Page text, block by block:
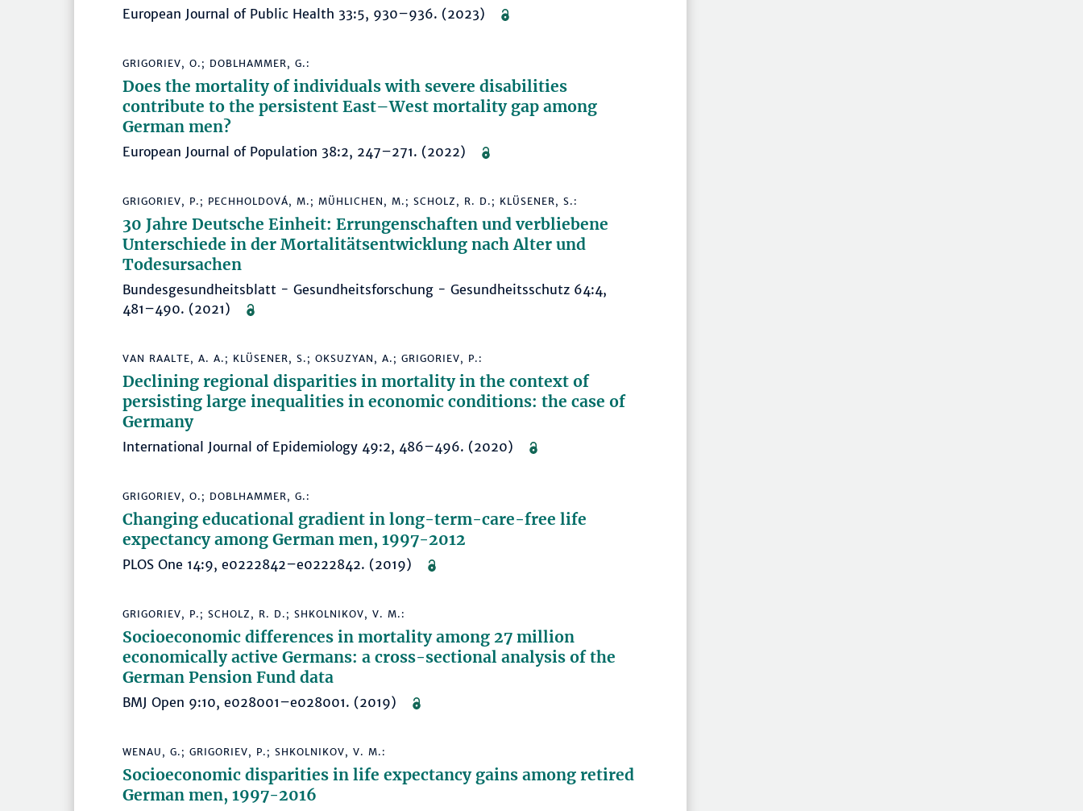
European Journal of Public Health 33:5, 930–936. (2023)
GRIGORIEV, O.; DOBLHAMMER, G.:
Does the mortality of individuals with severe disabilities
contribute to the persistent East–West mortality gap among
German men?
European Journal of Population 38:2, 247–271. (2022)
GRIGORIEV, P.; PECHHOLDOVÁ, M.; MÜHLICHEN, M.; SCHOLZ, R. D.; KLÜSENER, S.:
30 Jahre Deutsche Einheit: Errungenschaften und verbliebene
Unterschiede in der Mortalitätsentwicklung nach Alter und
Todesursachen
Bundesgesundheitsblatt - Gesundheitsforschung - Gesundheitsschutz 64:4,
481–490. (2021)
VAN RAALTE, A. A.; KLÜSENER, S.; OKSUZYAN, A.; GRIGORIEV, P.:
Declining regional disparities in mortality in the context of
persisting large inequalities in economic conditions: the case of
Germany
International Journal of Epidemiology 49:2, 486–496. (2020)
GRIGORIEV, O.; DOBLHAMMER, G.:
Changing educational gradient in long-term-care-free life
expectancy among German men, 1997-2012
PLOS One 14:9, e0222842–e0222842. (2019)
GRIGORIEV, P.; SCHOLZ, R. D.; SHKOLNIKOV, V. M.:
Socioeconomic differences in mortality among 27 million
economically active Germans: a cross-sectional analysis of the
German Pension Fund data
BMJ Open 9:10, e028001–e028001. (2019)
WENAU, G.; GRIGORIEV, P.; SHKOLNIKOV, V. M.:
Socioeconomic disparities in life expectancy gains among retired
German men, 1997-2016